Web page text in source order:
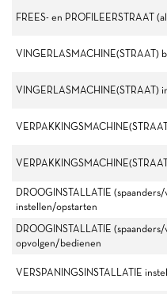
FREES- en PROFILEERSTRAAT
VINGERLASMACHINE(STRAAT)
VINGERLASMACHINE(STRAAT)
DROOGINSTALLATIE (spaanders/
instellen/opstarten
DROOGINSTALLATIE (spaanders/
opvolgen/bedienen
VERSPANINGSINSTALLATIE